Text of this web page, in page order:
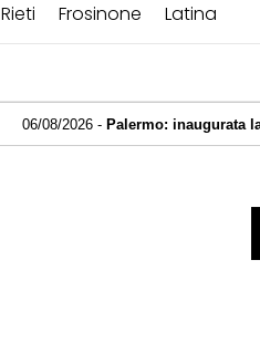
Rieti Frosinone Latina
Palermo: inaugurata la nuova